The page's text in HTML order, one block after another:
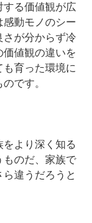
する価値観が広
動モノのシー
さが分からず冷
値観の違いを
育った環境に
です。
より深く知る
ものだ、家族で
違うだろうと